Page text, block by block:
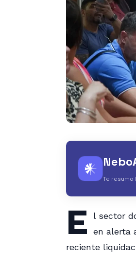
𒀭
Te
E
l sector
en alerta
reciente